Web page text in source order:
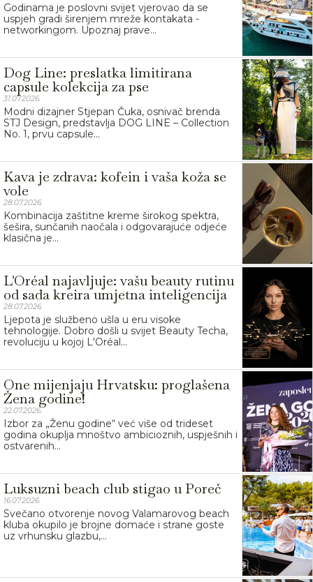
Godinama je poslovni svijet vjerovao da se
uspjeh gradi širenjem mreže kontakata -
networkingom. Upoznaj prave...
Dog Line: preslatka limitirana
capsule kolekcija za pse
31.07.2026.
Modni dizajner Stjepan Čuka, osnivač brenda
STJ Design, predstavlja DOG LINE – Collection
No. 1, prvu capsule...
Kava je zdrava: kofein i vaša koža se
vole
28.07.2026.
Kombinacija zaštitne kreme širokog spektra,
šešira, sunčanih naočala i odgovarajuće odjeće
klasična je...
L'Oréal najavljuje: vašu beauty rutinu
od sada kreira umjetna inteligencija
28.07.2026.
Ljepota je službeno ušla u eru visoke
tehnologije. Dobro došli u svijet Beauty Techa,
revoluciju u kojoj L'Oréal...
One mijenjaju Hrvatsku: proglašena
Žena godine!
22.07.2026.
Izbor za „Ženu godine“ već više od trideset
godina okuplja mnoštvo ambicioznih, uspješnih i
ostvarenih...
Luksuzni beach club stigao u Poreč
16.07.2026.
Svečano otvorenje novog Valamarovog beach
kluba okupilo je brojne domaće i strane goste
uz vrhunsku glazbu,...